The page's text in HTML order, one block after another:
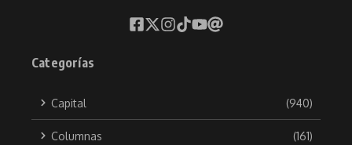
Categorías
Capital (940)
Columnas (161)